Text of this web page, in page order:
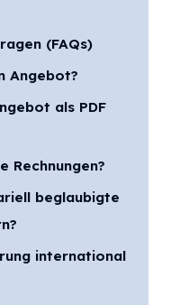
(FAQs)
Angebot?
als PDF
Rechnungen?
beglaubigte
international